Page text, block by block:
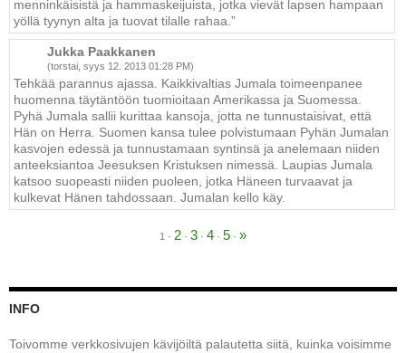
menninkäisistä ja hammaskeijuista, jotka vievät lapsen hampaan
yöllä tyynyn alta ja tuovat tilalle rahaa.”
Jukka Paakkanen
(torstai, syys 12. 2013 01:28 PM)
Tehkää parannus ajassa. Kaikkivaltias Jumala toimeenpanee
huomenna täytäntöön tuomioitaan Amerikassa ja Suomessa.
Pyhä Jumala sallii kurittaa kansoja, jotta ne tunnustaisivat, että
Hän on Herra. Suomen kansa tulee polvistumaan Pyhän Jumalan
kasvojen edessä ja tunnustamaan syntinsä ja anelemaan niiden
anteeksiantoa Jeesuksen Kristuksen nimessä. Laupias Jumala
katsoo suopeasti niiden puoleen, jotka Häneen turvaavat ja
kulkevat Hänen tahdossaan. Jumalan kello käy.
1 · 2 · 3 · 4 · 5 · »
INFO
Toivomme verkkosivujen kävijöiltä palautetta siitä, kuinka voisimme